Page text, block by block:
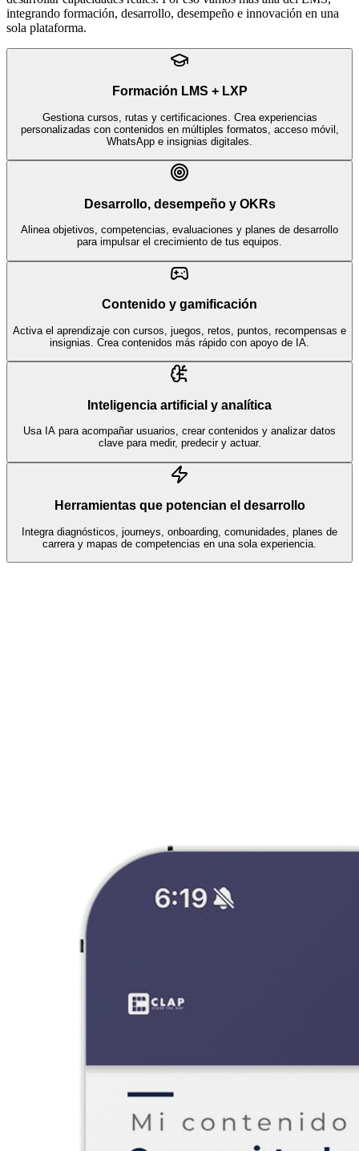
integrando formación, desarrollo, desempeño e innovación en una
sola plataforma.
Formación LMS + LXP
Gestiona cursos, rutas y certificaciones. Crea experiencias
personalizadas con contenidos en múltiples formatos, acceso móvil,
WhatsApp e insignias digitales.
Desarrollo, desempeño y OKRs
Alinea objetivos, competencias, evaluaciones y planes de desarrollo
para impulsar el crecimiento de tus equipos.
Contenido y gamificación
Activa el aprendizaje con cursos, juegos, retos, puntos, recompensas e
insignias. Crea contenidos más rápido con apoyo de IA.
Inteligencia artificial y analítica
Usa IA para acompañar usuarios, crear contenidos y analizar datos
clave para medir, predecir y actuar.
Herramientas que potencian el desarrollo
Integra diagnósticos, journeys, onboarding, comunidades, planes de
carrera y mapas de competencias en una sola experiencia.